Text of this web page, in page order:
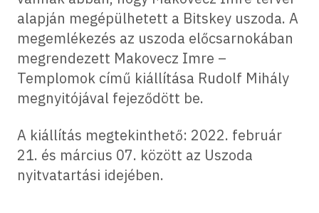
alapján megépülhetett a Bitskey uszoda. A
megemlékezés az uszoda előcsarnokában
megrendezett Makovecz Imre –
Templomok című kiállítása Rudolf Mihály
megnyitójával fejeződött be.
A kiállítás megtekinthető: 2022. február
21. és március 07. között az Uszoda
nyitvatartási idejében.